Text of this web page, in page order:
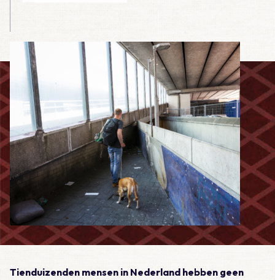
Tienduizenden mensen in Nederland hebben geen